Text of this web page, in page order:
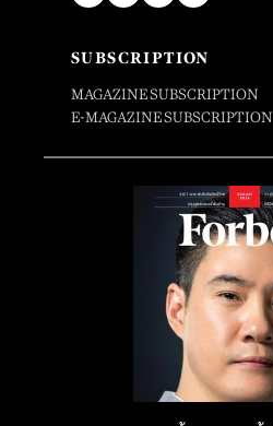
SUBSCRIPTION
MAGAZINE SUBSCRIPTION
E-MAGAZINE SUBSCRIPTION